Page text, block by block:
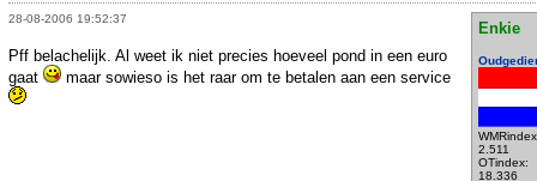
28-08-2006 19:52:37
Enkie
2.511
OTindex:
18.336
Pff belachelijk. Al weet ik niet precies hoeveel pond in een euro
gaat
maar sowieso is het raar om te betalen aan een service